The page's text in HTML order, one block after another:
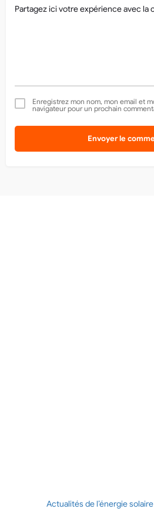
Enregistrez mon nom, mon email et
navigateur pour un prochain
Envoyer le
Actualités de l’énergie solaire